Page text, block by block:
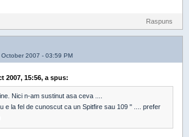
Raspuns
October 2007 - 03:59 PM
2007, 15:56, a spus:
Nici n-am sustinut asa ceva ....
e la fel de cunoscut ca un Spitfire sau 109 " .... prefer